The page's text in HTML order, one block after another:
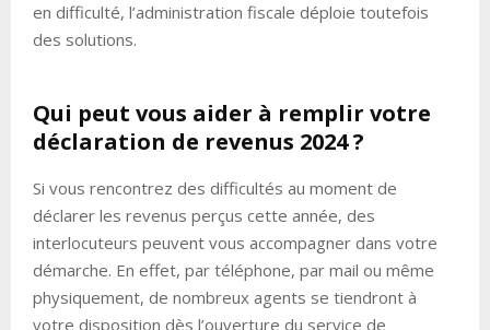
en difficulté, l’administration fiscale déploie toutefois
des solutions.
Qui peut vous aider à remplir votre
déclaration de revenus 2024 ?
Si vous rencontrez des difficultés au moment de
déclarer les revenus perçus cette année, des
interlocuteurs peuvent vous accompagner dans votre
démarche. En effet, par téléphone, par mail ou même
physiquement, de nombreux agents se tiendront à
votre disposition dès l’ouverture du service de